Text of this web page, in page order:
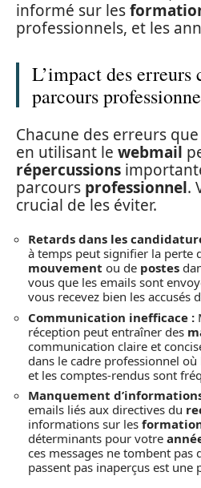
informé sur les
professionnels, et les
L’impact des erreurs
parcours
Chacune des erreurs
en utilisant le webmail
répercussions
parcours professionnel.
crucial de les éviter.
Retards dans les
à temps peut signifier la perte
mouvement ou de postes
vous que les emails sont
vous recevez bien les accusés
Communication inefficace :
réception peut entraîner des
communication claire et
dans le cadre professionnel où
et les comptes-rendus sont
Manquement
emails liés aux directives du
informations sur les
déterminants pour votre
ces messages ne tombent pas
passent pas inaperçus est une